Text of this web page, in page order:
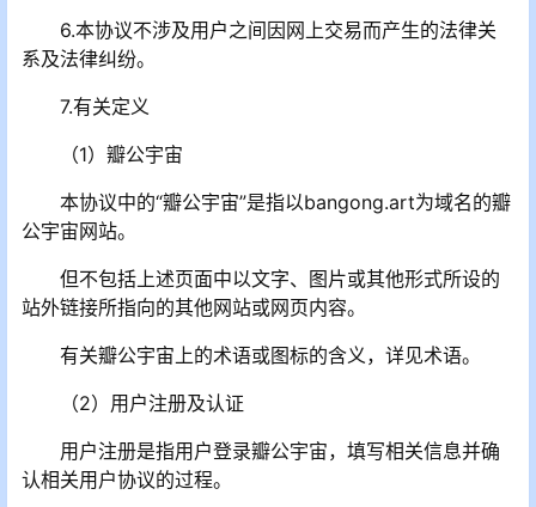
6.本协议不涉及用户之间因网上交易而产生的法律关
系及法律纠纷。
7.有关定义
（1）瓣公宇宙
本协议中的“瓣公宇宙”是指以bangong.art为域名的瓣
公宇宙网站。
但不包括上述页面中以文字、图片或其他形式所设的
站外链接所指向的其他网站或网页内容。
有关瓣公宇宙上的术语或图标的含义，详见术语。
（2）用户注册及认证
用户注册是指用户登录瓣公宇宙，填写相关信息并确
认相关用户协议的过程。